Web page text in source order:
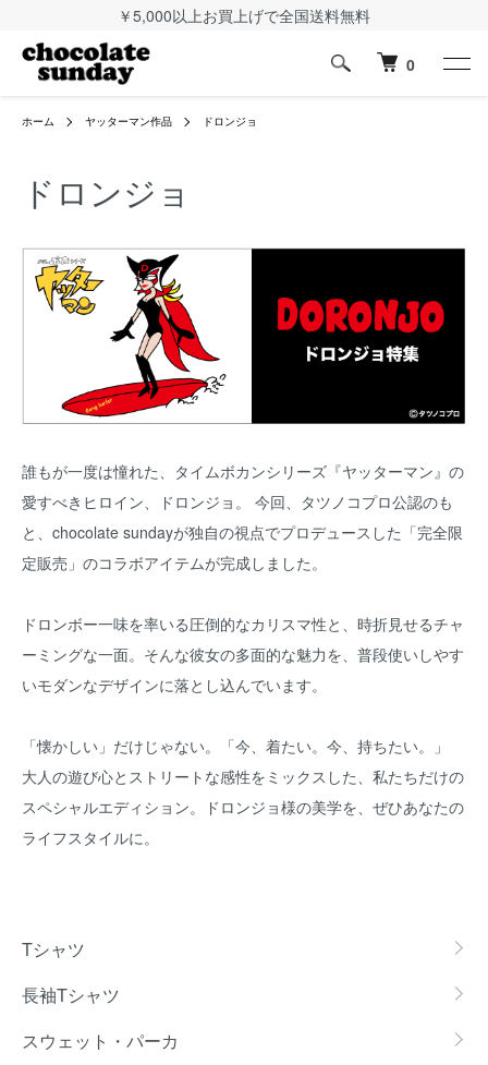
￥5,000以上お買上げで全国送料無料
0
ホーム ヤッターマン作品 ドロンジョ
ドロンジョ
誰もが一度は憧れた、タイムボカンシリーズ『ヤッターマン』の
愛すべきヒロイン、ドロンジョ。 今回、タツノコプロ公認のも
と、chocolate sundayが独自の視点でプロデュースした「完全限
定販売」のコラボアイテムが完成しました。
ドロンボー一味を率いる圧倒的なカリスマ性と、時折見せるチャ
ーミングな一面。そんな彼女の多面的な魅力を、普段使いしやす
いモダンなデザインに落とし込んでいます。
「懐かしい」だけじゃない。「今、着たい。今、持ちたい。」
大人の遊び心とストリートな感性をミックスした、私たちだけの
スペシャルエディション。ドロンジョ様の美学を、ぜひあなたの
ライフスタイルに。
Tシャツ
長袖Tシャツ
スウェット・パーカ